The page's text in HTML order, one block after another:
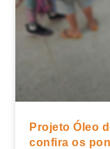
Projeto Óleo
confira os